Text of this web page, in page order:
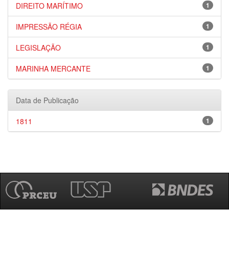
1
DIREITO MARÍTIMO
1
IMPRESSÃO RÉGIA
1
LEGISLAÇÃO
1
MARINHA MERCANTE
Data de Publicação
1
1811